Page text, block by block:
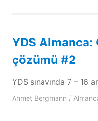
YDS Almanca:
çözümü #2
YDS sınavında 7 – 16
Ahmet Bergmann